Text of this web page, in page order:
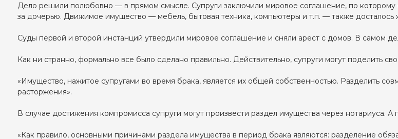
Дело решили полюбовно — в прямом смысле. Супруги заключили мировое соглашение, по
за дочерью. Движимое имущество — мебель, бытовая техника, компьютеры и т.п. — также досталось
Суды первой и второй инстанций утвердили мировое соглашение и сняли арест с домов. В самом
Как ни странно, формально все было сделано правильно. Действительно, супруги могут поделить
«Имущество, нажитое супругами во время брака, является их общей собственностью. Разделить
расторжения».
В случае достижения компромисса супруги могут произвести раздел имущества через нотариуса.
«Как правило, основными причинами раздела имущества в период брака являются: разделение